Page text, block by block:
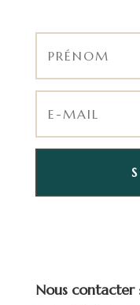
Nous contacter